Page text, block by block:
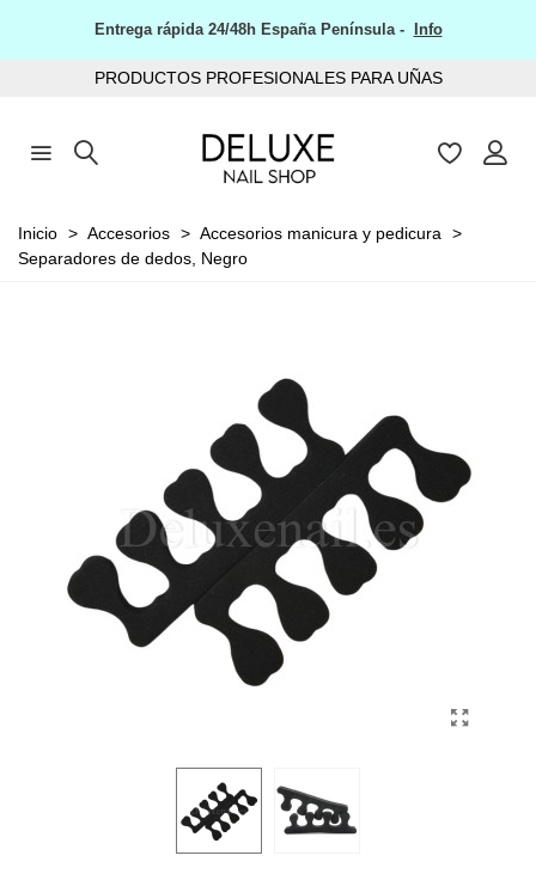
Entrega rápida 24/48h España Península - Info
PRODUCTOS PROFESIONALES PARA UÑAS
Inicio > Accesorios > Accesorios manicura y pedicura
>
Separadores de dedos, Negro